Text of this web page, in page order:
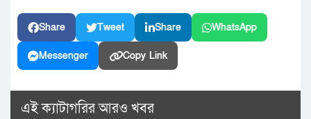
Share Tweet Share WhatsApp
Messenger Copy Link
এই ক্যাটাগরির আরও খবর